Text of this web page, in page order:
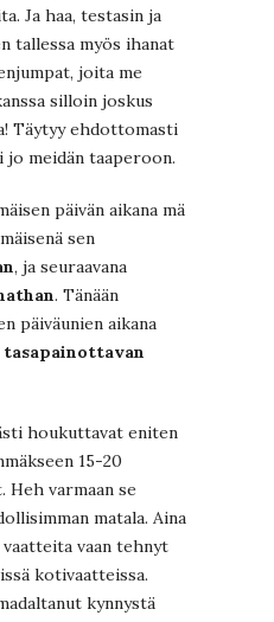
Ja haa, testasin ja
tallessa myös ihanat
joita me
silloin joskus
Täytyy ehdottomasti
meidän taaperoon.
päivän aikana mä
sen
, ja seuraavana
. Tänään
päiväunien aikana
tasapainottavan
houkuttavat eniten
15-20
varmaan se
matala. Aina
vaan tehnyt
kotivaatteissa.
kynnystä